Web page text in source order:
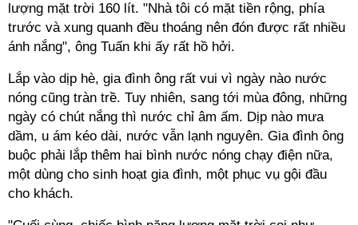
lượng mặt trời 160 lít. "Nhà tôi có mặt tiền rộng, phía
trước và xung quanh đều thoáng nên đón được rất nhiều
ánh nắng", ông Tuấn khi ấy rất hồ hởi.
Lắp vào dịp hè, gia đình ông rất vui vì ngày nào nước
nóng cũng tràn trề. Tuy nhiên, sang tới mùa đông, những
ngày có chút nắng thì nước chỉ âm ấm. Dịp nào mưa
dầm, u ám kéo dài, nước vẫn lạnh nguyên. Gia đình ông
buộc phải lắp thêm hai bình nước nóng chạy điện nữa,
một dùng cho sinh hoạt gia đình, một phục vụ gội đầu
cho khách.